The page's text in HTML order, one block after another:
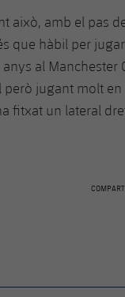
això, amb el pas
que hàbil per
al Manchester
però jugant molt
fitxat un lateral